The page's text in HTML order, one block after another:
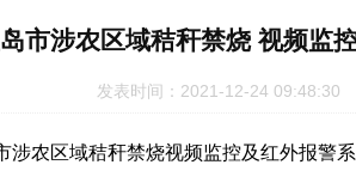
市涉农区域秸秆禁烧 视频监
发表时间：2021-12-24
农区域秸秆禁烧视频监控及红外报警